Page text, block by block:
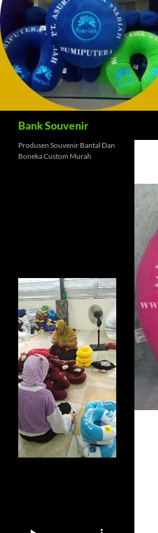
Bank Souvenir
Produsen Souvenir Bantal Dan
Boneka Custom Murah